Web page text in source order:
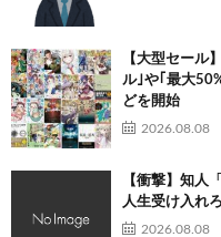
【大型セール
ル｣や｢最大
どを開始
2026.08.08
【衝撃】知人
人生受け入れ
2026.08.08